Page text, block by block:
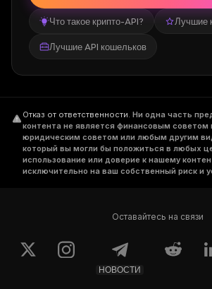
Что такое крипто-API? Лучшие
Лучшие API кошельков
Отказ от ответственности. Ни одна часть
контента не является финансовым
юридическим советом или любым другим
который вы могли бы положиться в любых
использование или доверие к нашему
исключительно на ваш собственный риск и
Оставайтесь на связи
НОВОСТИ